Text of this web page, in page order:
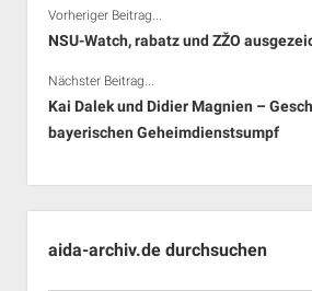
Vorheriger Beitrag...
NSU-Watch, rabatz und ZŽO
Nächster Beitrag...
Kai Dalek und Didier Magnien –
bayerischen Geheimdienstsumpf
aida-archiv.de durchsuchen